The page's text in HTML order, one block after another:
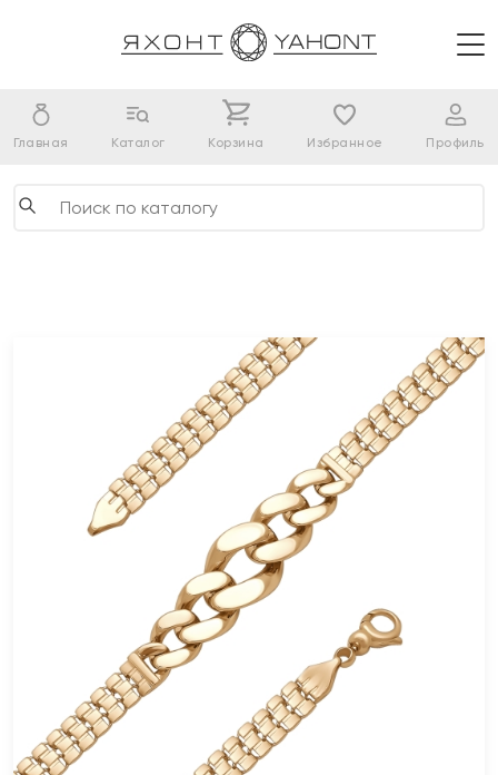
Главная Каталог Корзина Избранное Профиль